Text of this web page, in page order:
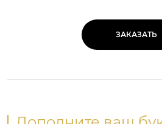
ЗАКАЗАТЬ